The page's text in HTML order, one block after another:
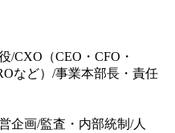
/CXO（CEO・CFO・
など） /事業本部長・責任
企画/監査・内部統制 /人